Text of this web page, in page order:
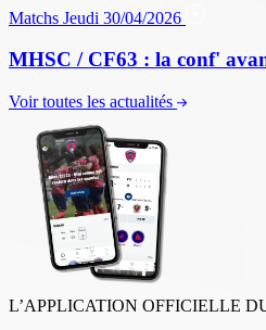
Matchs Jeudi 30/04/2026
MHSC / CF63 : la conf'
Voir toutes les actualités
L’APPLICATION OFFICIELLE